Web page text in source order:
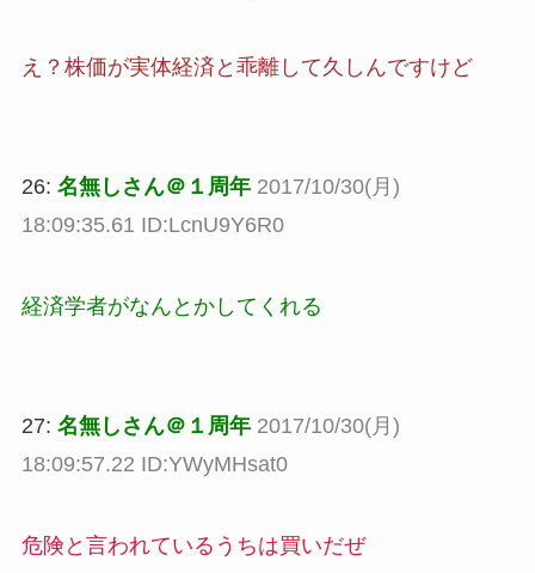
え？株価が実体経済と乖離して久しんですけど
26: 名無しさん＠１周年 2017/10/30(月)
18:09:35.61 ID:LcnU9Y6R0
経済学者がなんとかしてくれる
27: 名無しさん＠１周年 2017/10/30(月)
18:09:57.22 ID:YWyMHsat0
危険と言われているうちは買いだぜ